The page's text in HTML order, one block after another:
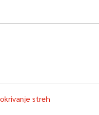
streh